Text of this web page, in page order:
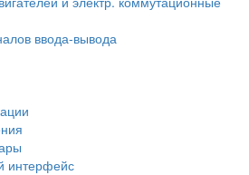
ввода-вывода
интерфейс